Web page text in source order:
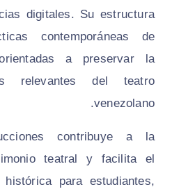
digitales. Su estructura
contemporáneas de
a preservar la
relevantes del teatro
venezolano.
contribuye a la
teatral y facilita el
para estudiantes,